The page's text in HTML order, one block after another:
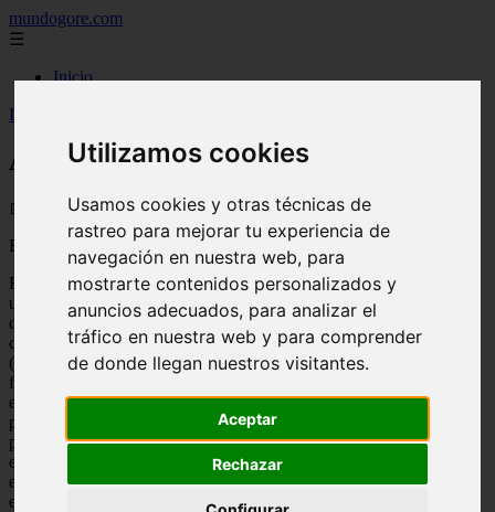
Utilizamos cookies
Usamos cookies y otras técnicas de
rastreo para mejorar tu experiencia de
navegación en nuestra web, para
mostrarte contenidos personalizados y
anuncios adecuados, para analizar el
tráfico en nuestra web y para comprender
de donde llegan nuestros visitantes.
Aceptar
Rechazar
mundogore.com
☰
Inicio
Inicio
Alienígenas. El niño de las estrellas
📅 01/01/2026
El niño de las estrellas
Hace unos 70 años
una adolescente
descubrió en una
cueva de Chihuahua
(México) un esqueleto
femenino que yaía en
el suelo. Así mismo
percibe también una
pequeña mano
esquelética que agarra
el brazo del gran
esqueleto. Buscando